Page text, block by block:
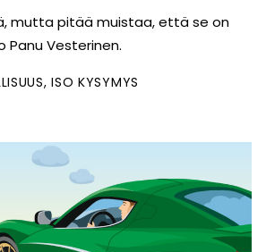
mutta pitää muistaa, että se on
Panu Vesterinen.
ISO KYSYMYS